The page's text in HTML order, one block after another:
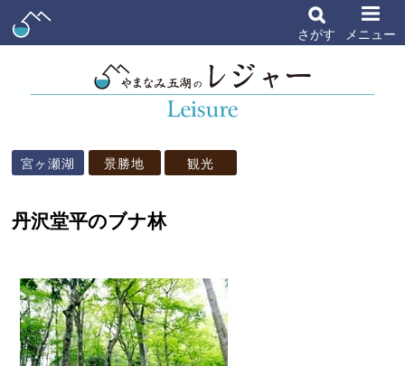
さがす メニュー
宮ヶ瀬湖 景勝地 観光
丹沢堂平のブナ林